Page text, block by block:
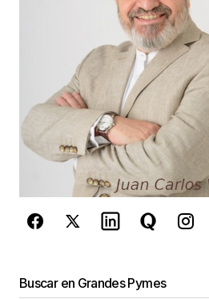
Your Name
Your E-mail*
Guarda mi nombre, correo
este navegador para la
reCAPTCHA y la
Buscar en Grandes Pymes